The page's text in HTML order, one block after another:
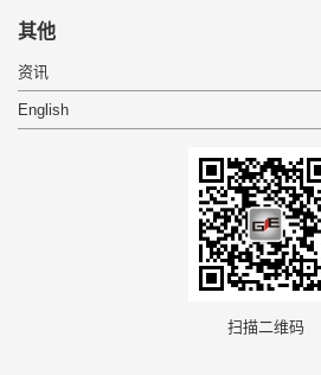
其他
资讯
English
扫描二维码